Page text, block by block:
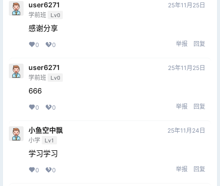
user6271
学前班 Lv0
25年11月25日
感谢分享
0 0 举报 回复
user6271
学前班 Lv0
25年11月25日
666
0 0 举报 回复
小鱼空中飘
小学 Lv1
25年11月24日
学习学习
0 0 举报 回复